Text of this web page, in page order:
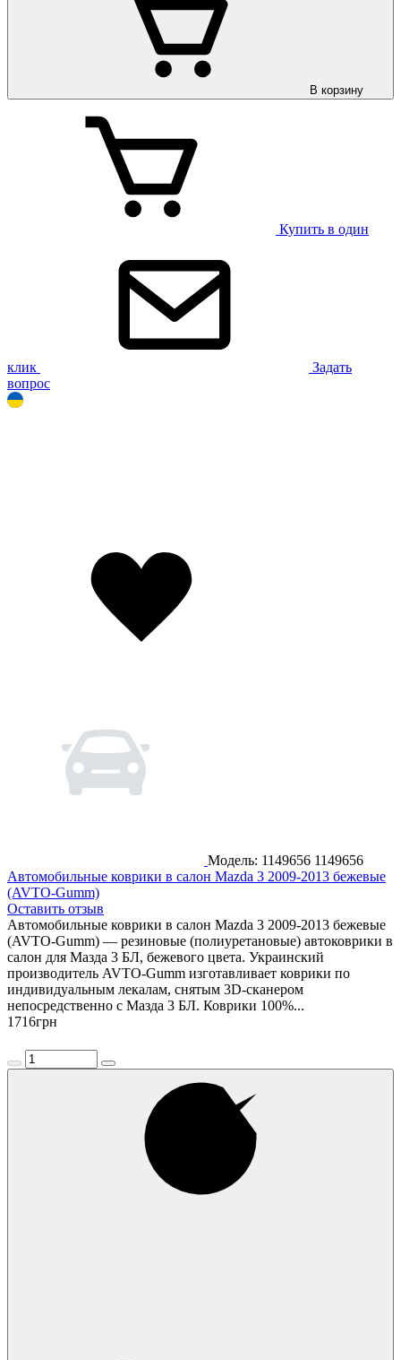
В корзину
Купить в один
клик
Задать
вопрос
Модель: 1149656 1149656
Автомобильные коврики в салон Mazda 3 2009-2013 бежевые
(AVTO-Gumm)
Оставить отзыв
Автомобильные коврики в салон Mazda 3 2009-2013 бежевые
(AVTO-Gumm) — резиновые (полиуретановые) автоковрики в
салон для Мазда 3 БЛ, бежевого цвета. Украинский
производитель AVTO-Gumm изготавливает коврики по
индивидуальным лекалам, снятым 3D-сканером
непосредственно с Мазда 3 БЛ. Коврики 100%...
1716грн